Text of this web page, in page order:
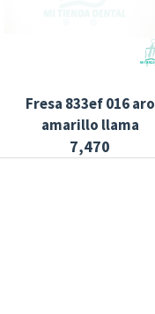
Fresa 833ef 016 aro
amarillo llama
7,470